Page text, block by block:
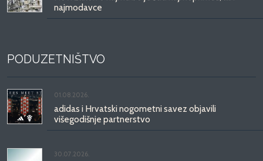
najmodavce
PODUZETNIŠTVO
01.08.2026.
adidas i Hrvatski nogometni savez objavili
višegodišnje partnerstvo
30.07.2026.